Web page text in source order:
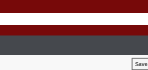
Save